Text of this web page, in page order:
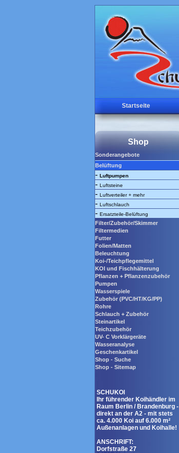
Startseite
Shop
Sonderangebote
Belüftung
- Luftpumpen
- Luftsteine
- Luftverteiler + mehr
- Luftschlauch
- Ersatzteile-Belüftung
Filter/Zubehör/Skimmer
Filtermedien
Futter
Folien/Matten
Beleuchtung
Koi-/Teichpflegemittel
KOI und Fischhälterung
Pflanzen + Pflanzenzubehör
Pumpen
Wasserspiele
Zubehör (PVC/HT/KG/PP)
Rohre
Schlauch + Zubehör
Steinartikel
Teichzubehör
UV- C Vorklärgeräte
Wasseranalyse
Geschenkartikel
Shop - Suche
Shop - Sitemap
SCHUKOI
Ihr führender Koihändler im
Raum Berlin / Brandenburg -
direkt an der A2 - mit stets
ca. 4.000 Koi auf 6.000 m²
Außenanlagen und Koihalle!
ANSCHRIFT:
Dorfstraße 27